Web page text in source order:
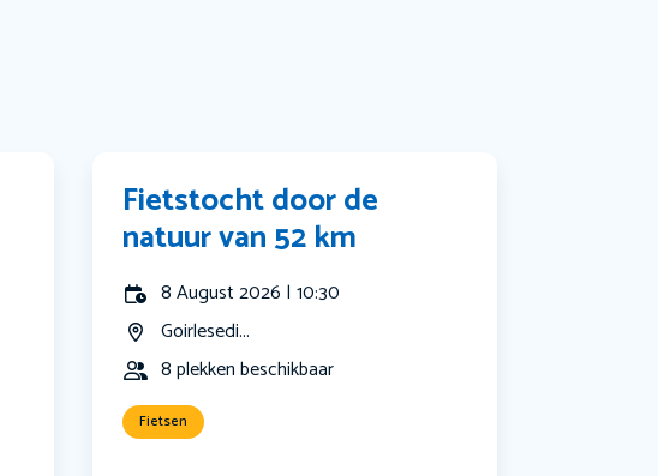
Fietstocht door de
natuur van 52 km
8 August 2026 | 10:30
Goirlesedi...
8 plekken beschikbaar
Fietsen